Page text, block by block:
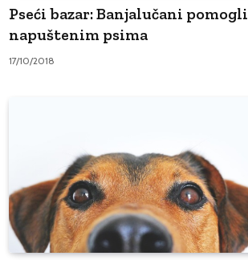
Pseći bazar: Banjalučani pomogli
napuštenim psima
17/10/2018